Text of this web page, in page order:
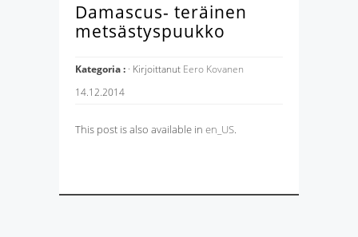
Damascus- teräinen
metsästyspuukko
Kategoria : · Kirjoittanut Eero Kovanen
14.12.2014
This post is also available in en_US.